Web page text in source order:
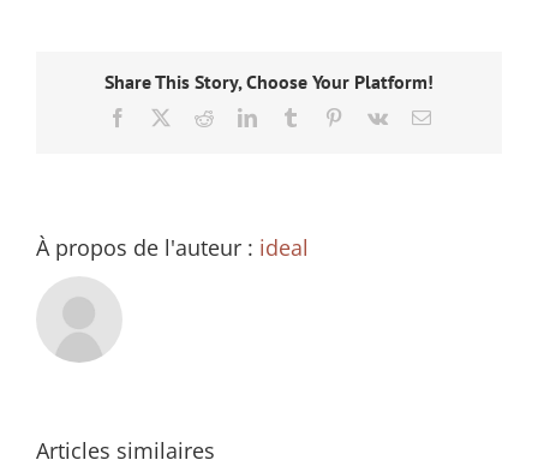
Share This Story, Choose Your Platform!
Facebook RedditLinkedInTumblr Pinterest
Vk Email
À propos de l'auteur : ideal
Articles similaires